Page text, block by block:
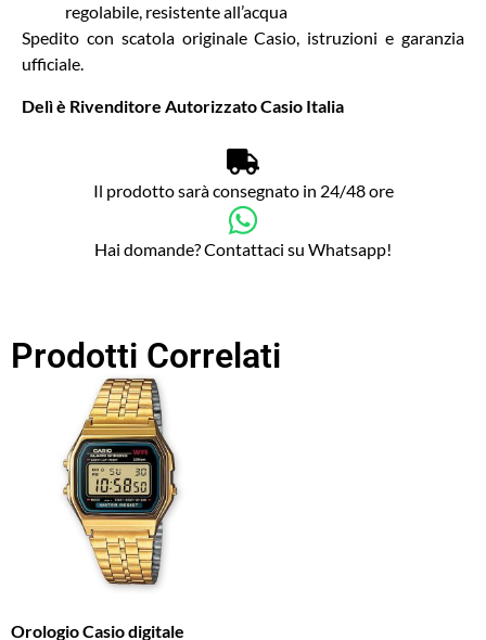
regolabile, resistente all’acqua
Spedito con scatola originale Casio, istruzioni e garanzia
ufficiale.
Delì è Rivenditore Autorizzato Casio Italia
Il prodotto sarà consegnato in 24/48 ore
Hai domande? Contattaci su Whatsapp!
Prodotti Correlati
Orologio Casio digitale